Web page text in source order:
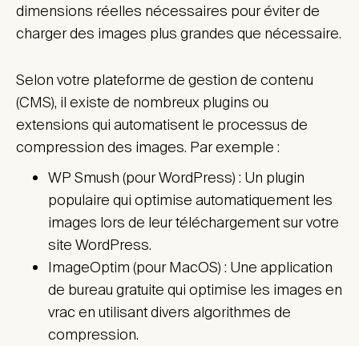
dimensions réelles nécessaires pour éviter de
charger des images plus grandes que nécessaire.
Selon votre plateforme de gestion de contenu
(CMS), il existe de nombreux plugins ou
extensions qui automatisent le processus de
compression des images. Par exemple :
WP Smush (pour WordPress) : Un plugin
populaire qui optimise automatiquement les
images lors de leur téléchargement sur votre
site WordPress.
ImageOptim (pour MacOS) : Une application
de bureau gratuite qui optimise les images en
vrac en utilisant divers algorithmes de
compression.